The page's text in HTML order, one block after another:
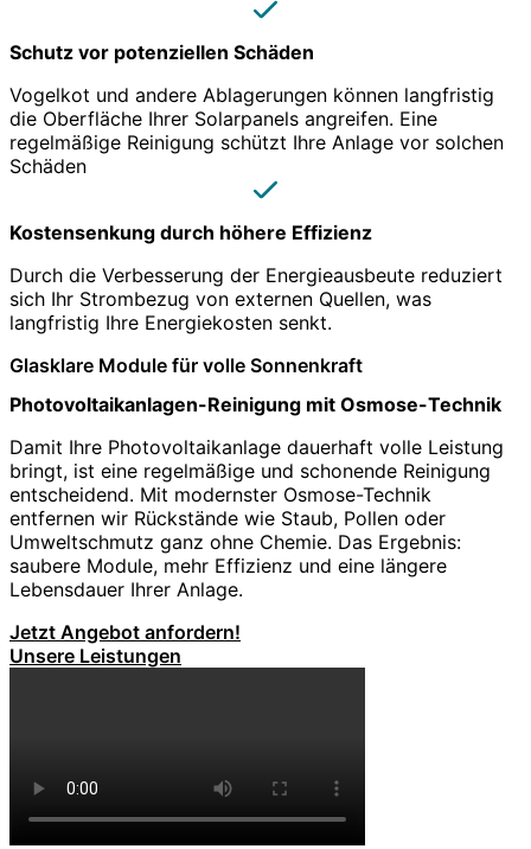
Schutz vor potenziellen Schäden
Vogelkot und andere Ablagerungen können langfristig
die Oberfläche Ihrer Solarpanels angreifen. Eine
regelmäßige Reinigung schützt Ihre Anlage vor solchen
Schäden
Kostensenkung durch höhere Effizienz
Durch die Verbesserung der Energieausbeute reduziert
sich Ihr Strombezug von externen Quellen, was
langfristig Ihre Energiekosten senkt.
Glasklare Module für volle Sonnenkraft
Photovoltaikanlagen-Reinigung mit Osmose-Technik
Damit Ihre Photovoltaikanlage dauerhaft volle Leistung
bringt, ist eine regelmäßige und schonende Reinigung
entscheidend. Mit modernster Osmose-Technik
entfernen wir Rückstände wie Staub, Pollen oder
Umweltschmutz ganz ohne Chemie. Das Ergebnis:
saubere Module, mehr Effizienz und eine längere
Lebensdauer Ihrer Anlage.
Jetzt Angebot anfordern!
Unsere Leistungen